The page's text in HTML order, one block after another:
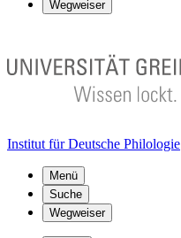
Wegweiser
Institut für Deutsche Philologie
Menü
Suche
Wegweiser